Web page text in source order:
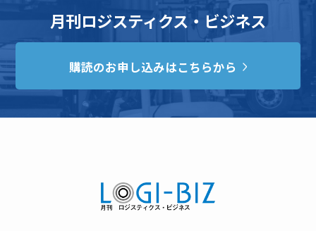
月刊ロジスティクス・ビジネス
購読のお申し込みはこちらから